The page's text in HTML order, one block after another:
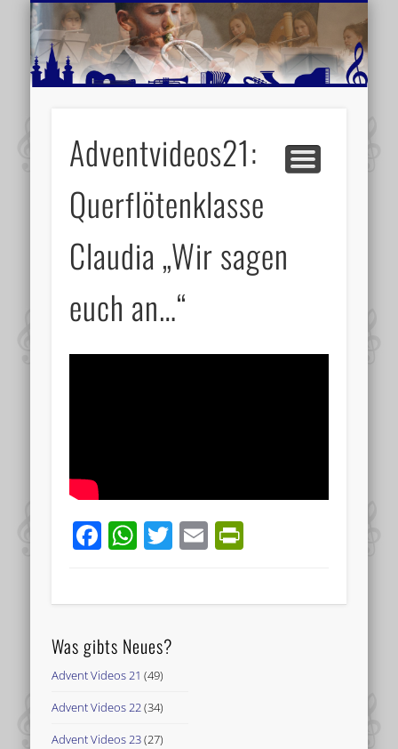
MUSIKSCHULE MARIAZELL
AKTUELLE BERICHTE
SCHULE
VIDEOS
VERANSTALTUNGSTIPPS
WEITERE INFORMATIONEN
Adventvideos21:
Querflötenklasse
Claudia „Wir sagen
euch an…“
Facebook
WhatsApp
Twitter
Email
Was gibts Neues?
Advent Videos 21 (49)
Advent Videos 22(34)
Advent Videos 23(27)